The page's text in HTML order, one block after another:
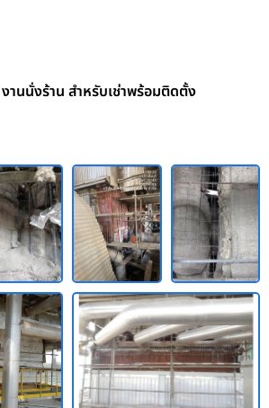
นนั่งร้าน สำหรับเช่าพร้อมติดตั้ง